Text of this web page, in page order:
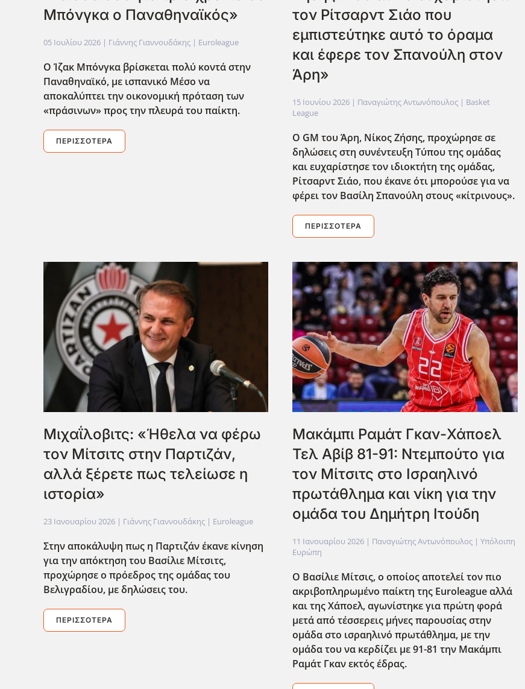
Μπόνγκα ο Παναθηναϊκός»
05 Ιουλίου 2026 | Γιάννης Γιαννουδάκης | Euroleague
Ο Ίζακ Μπόνγκα βρίσκεται πολύ κοντά στην
Παναθηναϊκό, με ισπανικό Μέσο να
αποκαλύπτει την οικονομική πρόταση των
«πράσινων» προς την πλευρά του παίκτη.
ΠΕΡΙΣΣΌΤΕΡΑ
τον Ρίτσαρντ Σιάο που
εμπιστεύτηκε αυτό το όραμα
και έφερε τον Σπανούλη στον
Άρη»
15 Ιουνίου 2026 | Παναγιώτης Αντωνόπουλος | Basket
League
O GM του Άρη, Νίκος Ζήσης, προχώρησε σε
δηλώσεις στη συνέντευξη Τύπου της ομάδας
και ευχαρίστησε τον ιδιοκτήτη της ομάδας,
Ρίτσαρντ Σιάο, που έκανε ότι μπορούσε για να
φέρει τον Βασίλη Σπανούλη στους «κίτρινους».
ΠΕΡΙΣΣΌΤΕΡΑ
Μιχαΐλοβιτς: «Ήθελα να φέρω
τον Μίτσιτς στην Παρτιζάν,
αλλά ξέρετε πως τελείωσε η
ιστορία»
23 Ιανουαρίου 2026 | Γιάννης Γιαννουδάκης | Euroleague
Στην αποκάλυψη πως η Παρτιζάν έκανε κίνηση
για την απόκτηση του Βασίλιε Μίτσιτς,
προχώρησε ο πρόεδρος της ομάδας του
Βελιγραδίου, με δηλώσεις του.
ΠΕΡΙΣΣΌΤΕΡΑ
Μακάμπι Ραμάτ Γκαν-Χάποελ
Τελ Αβίβ 81-91: Ντεμπούτο για
τον Μίτσιτς στο Ισραηλινό
πρωτάθλημα και νίκη για την
ομάδα του Δημήτρη Ιτούδη
11 Ιανουαρίου 2026 | Παναγιώτης Αντωνόπουλος |Υπόλοιπη
Ευρώπη
Ο Βασίλιε Μίτσις, ο οποίος αποτελεί τον πιο
ακριβοπληρωμένο παίκτη της Euroleague αλλά
και της Χάποελ, αγωνίστηκε για πρώτη φορά
μετά από τέσσερεις μήνες παρουσίας στην
ομάδα στο ισραηλινό πρωτάθλημα, με την
ομάδα του να κερδίζει με 91-81 την Μακάμπι
Ραμάτ Γκαν εκτός έδρας.